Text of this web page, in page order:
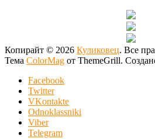
Копирайт © 2026 Куликовец. Все
Тема ColorMag от ThemeGrill.
Facebook
Twitter
VKontakte
Odnoklassniki
Viber
Telegram